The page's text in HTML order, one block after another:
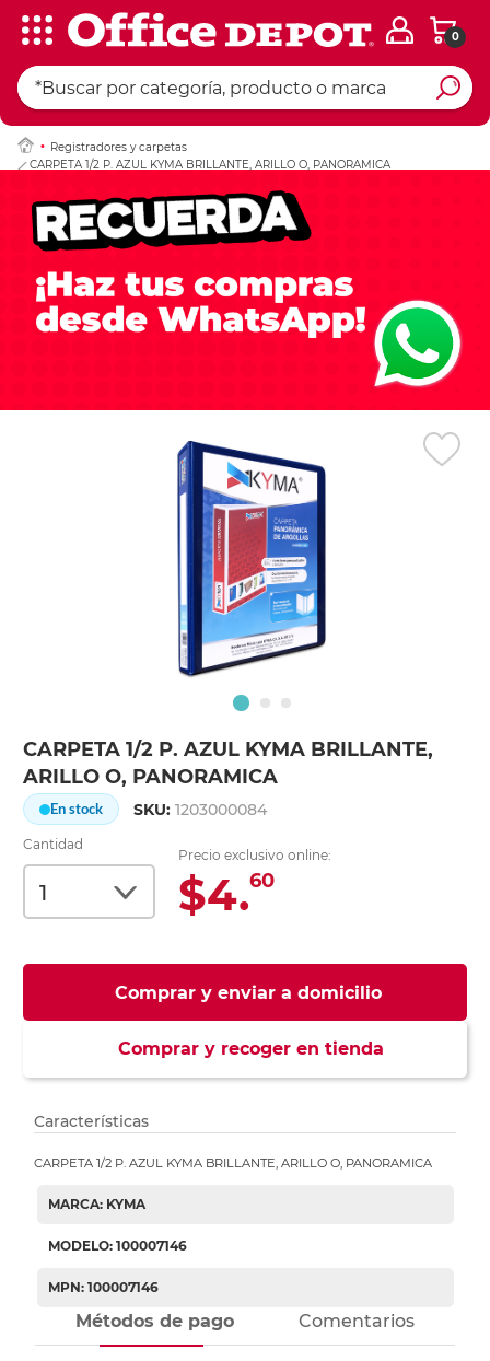
0
Registradores y carpetas
CARPETA 1/2 P. AZUL KYMA BRILLANTE, ARILLO O, PANORAMICA
CARPETA 1/2 P. AZUL KYMA BRILLANTE,
ARILLO O, PANORAMICA
En stock SKU:1203000084
Cantidad
Precio exclusivo online:
$4.60
Comprar y enviar a domicilio
Comprar y recoger en tienda
Ingresar Codigo
Características
CARPETA 1/2 P. AZUL KYMA BRILLANTE, ARILLO O, PANORAMICA
MARCA: KYMA
MODELO: 100007146
MPN: 100007146
Métodos de pago Comentarios